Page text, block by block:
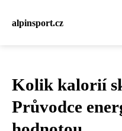
alpinsport.cz
Kolik kalorií
Průvodce